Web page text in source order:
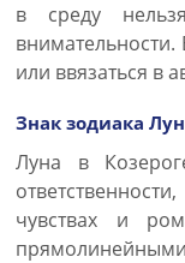
в среду
внимательности.
или ввязаться в
Знак зодиака
Луна в
чувствах и